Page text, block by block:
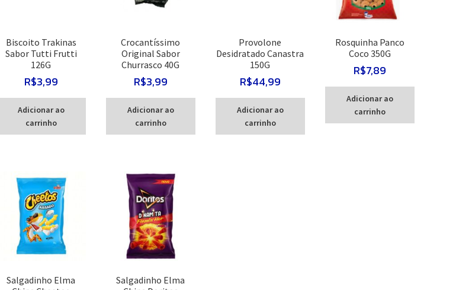
Biscoito Trakinas
Sabor Tutti Frutti
126G
R$3,99
Adicionar ao
carrinho
Crocantíssimo
Original Sabor
Churrasco 40G
R$3,99
Adicionar ao
carrinho
Provolone
Desidratado Canastra
150G
R$44,99
Adicionar ao
carrinho
Rosquinha Panco
Coco 350G
R$7,89
Adicionar ao
carrinho
Salgadinho Elma
Salgadinho Elma